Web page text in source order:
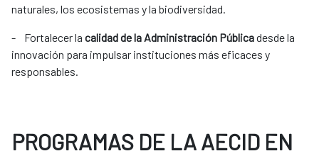
naturales, los ecosistemas y la biodiversidad.
- Fortalecer la calidad de la Administración Públicadesde la
innovación para impulsar instituciones más eficaces y
responsables.
PROGRAMAS DE LA AECID EN